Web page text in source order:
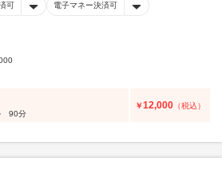
可 電子マネー決済可
90分
￥12,000 （税込）